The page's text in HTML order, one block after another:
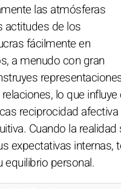
las atmósferas
actitudes de los
fácilmente en
a menudo con gran
lo que influye
reciprocidad afectiva
Cuando la realidad
expectativas internas,
equilibrio personal.